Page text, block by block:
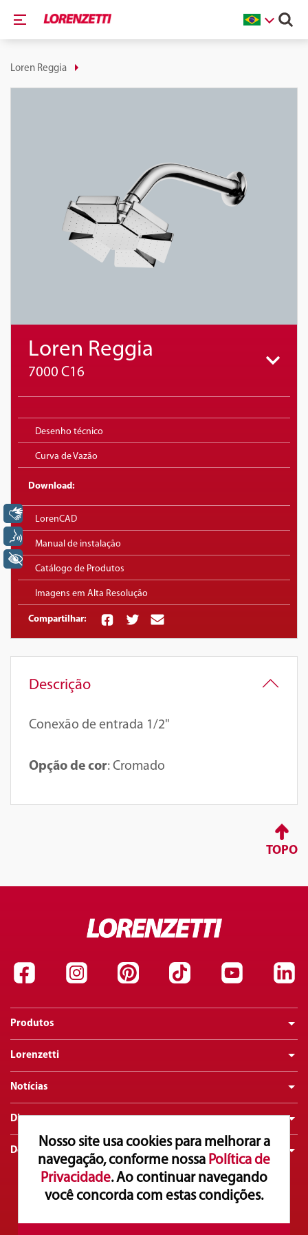
Nosso site usa cookies para melhorar a
navegação, conforme nossa Política de
Privacidade. Ao continuar navegando
você concorda com estas condições.
Loren Reggia
Loren Reggia
7000 C16
Desenho técnico
Curva de Vazão
Download:
LorenCAD
Manual de instalação
Catálogo de Produtos
Imagens em Alta Resolução
Compartilhar:
Descrição
Conexão de entrada 1/2"
Opção de cor: Cromado
TOPO
Produtos
Lorenzetti
Notícias
Dicas
Downloads
Atendimento ao Consumidor
Libras
+ Acessibilidade